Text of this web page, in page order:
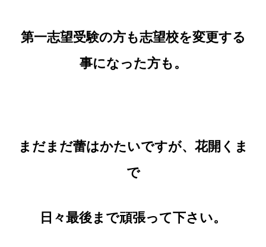
第一志望受験の方も志望校を変更する
事になった方も。
まだまだ蕾はかたいですが、花開くま
で
日々最後まで頑張って下さい。